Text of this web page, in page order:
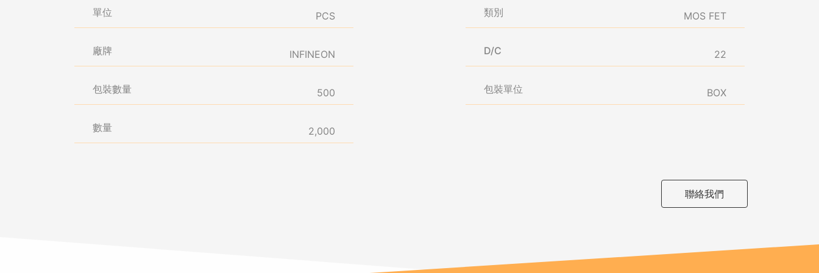
單位 PCS 類別 MOS FET
廠牌 INFINEON D/C 22
包裝數量 500 包裝單位 BOX
數量 2,000
聯絡我們